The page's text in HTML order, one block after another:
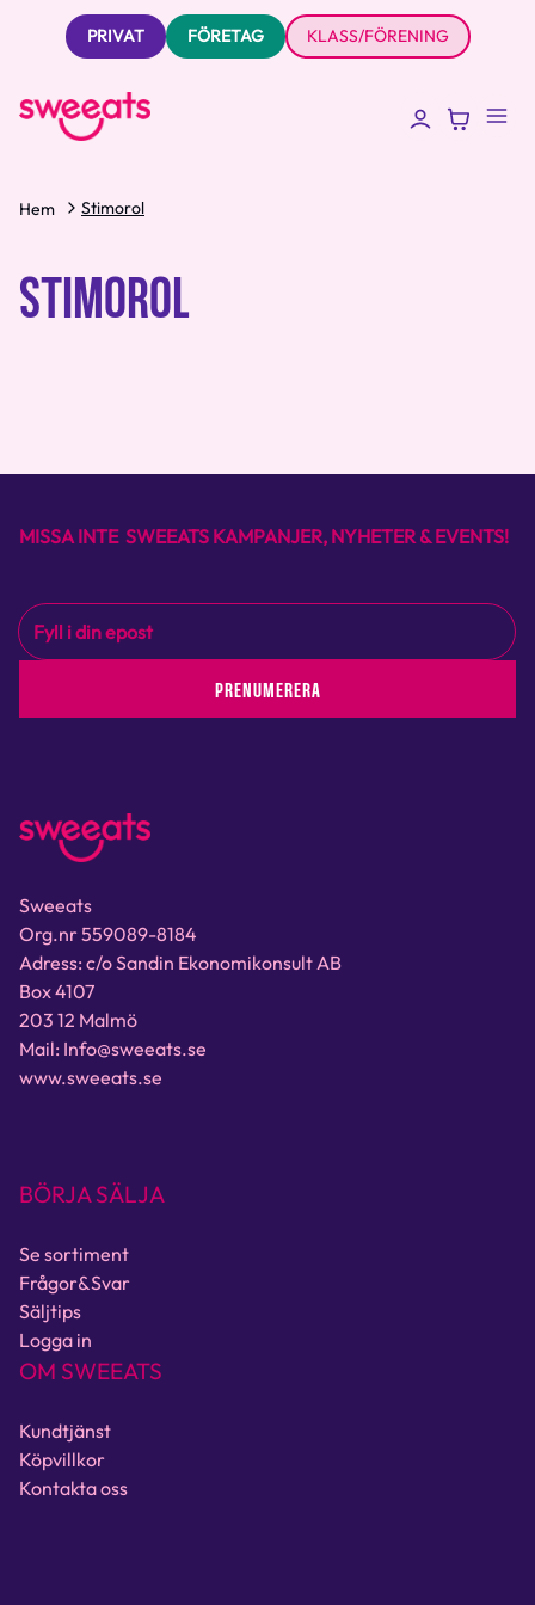
PRIVAT FÖRETAG KLASS/FÖRENING
Hem Stimorol
STIMOROL
MISSA INTE SWEEATS KAMPANJER, NYHETER & EVENTS!
PRENUMERERA
Sweeats
Org.nr 559089-8184
Adress: c/o Sandin Ekonomikonsult AB
Box 4107
203 12 Malmö
Mail: Info@sweeats.se
www.sweeats.se
BÖRJA SÄLJA
Se sortiment
Frågor&Svar
Säljtips
Logga in
OM SWEEATS
Kundtjänst
Köpvillkor
Kontakta oss